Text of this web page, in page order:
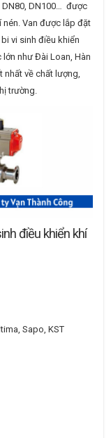
DN80, DN100… được
nén. Van được lắp đặt
vi sinh điều khiển
như Đài Loan, Hàn
nhất về chất lượng,
trường.
điều khiển khí
Sapo, KST